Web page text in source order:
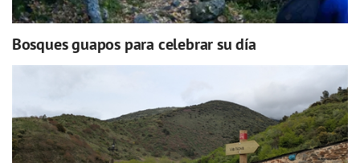
Bosques guapos para celebrar su día